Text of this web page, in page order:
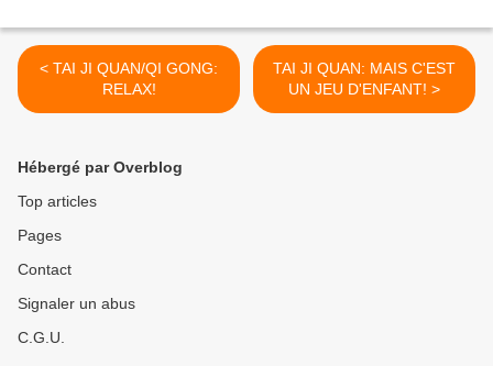
< TAI JI QUAN/QI GONG:
RELAX!
TAI JI QUAN: MAIS C'EST
UN JEU D'ENFANT! >
Hébergé par Overblog
Top articles
Pages
Contact
Signaler un abus
C.G.U.